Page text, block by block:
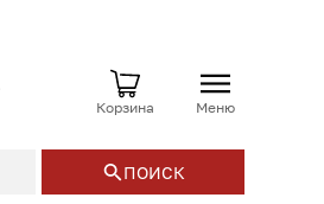
Корзина Меню
ПОИСК